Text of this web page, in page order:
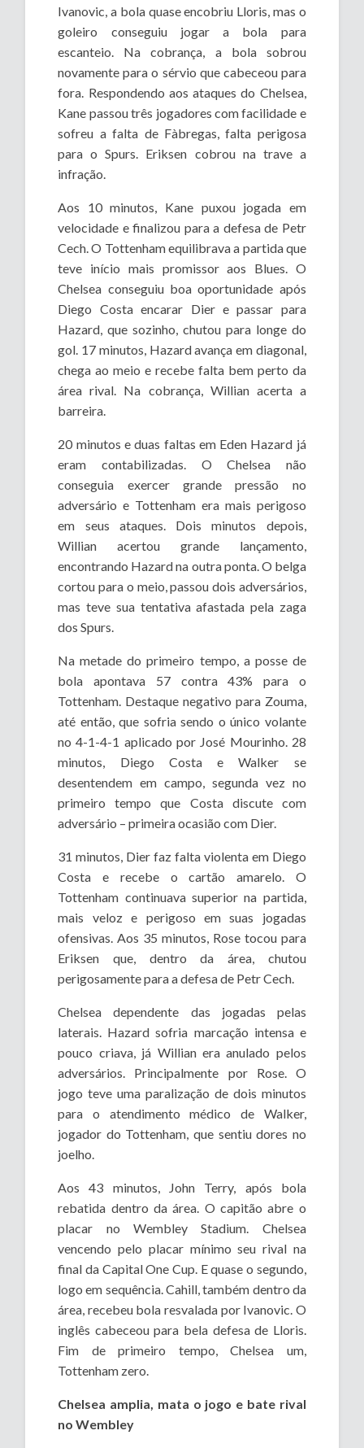
Ivanovic, a bola quase encobriu Lloris, mas o
goleiro conseguiu jogar a bola para
escanteio. Na cobrança, a bola sobrou
novamente para o sérvio que cabeceou para
fora. Respondendo aos ataques do Chelsea,
Kane passou três jogadores com facilidade e
sofreu a falta de Fàbregas, falta perigosa
para o Spurs. Eriksen cobrou na trave a
infração.
Aos 10 minutos, Kane puxou jogada em
velocidade e finalizou para a defesa de Petr
Cech. O Tottenham equilibrava a partida que
teve início mais promissor aos Blues. O
Chelsea conseguiu boa oportunidade após
Diego Costa encarar Dier e passar para
Hazard, que sozinho, chutou para longe do
gol. 17 minutos, Hazard avança em diagonal,
chega ao meio e recebe falta bem perto da
área rival. Na cobrança, Willian acerta a
barreira.
20 minutos e duas faltas em Eden Hazard já
eram contabilizadas. O Chelsea não
conseguia exercer grande pressão no
adversário e Tottenham era mais perigoso
em seus ataques. Dois minutos depois,
Willian acertou grande lançamento,
encontrando Hazard na outra ponta. O belga
cortou para o meio, passou dois adversários,
mas teve sua tentativa afastada pela zaga
dos Spurs.
Na metade do primeiro tempo, a posse de
bola apontava 57 contra 43% para o
Tottenham. Destaque negativo para Zouma,
até então, que sofria sendo o único volante
no 4-1-4-1 aplicado por José Mourinho. 28
minutos, Diego Costa e Walker se
desentendem em campo, segunda vez no
primeiro tempo que Costa discute com
adversário – primeira ocasião com Dier.
31 minutos, Dier faz falta violenta em Diego
Costa e recebe o cartão amarelo. O
Tottenham continuava superior na partida,
mais veloz e perigoso em suas jogadas
ofensivas. Aos 35 minutos, Rose tocou para
Eriksen que, dentro da área, chutou
perigosamente para a defesa de Petr Cech.
Chelsea dependente das jogadas pelas
laterais. Hazard sofria marcação intensa e
pouco criava, já Willian era anulado pelos
adversários. Principalmente por Rose. O
jogo teve uma paralização de dois minutos
para o atendimento médico de Walker,
jogador do Tottenham, que sentiu dores no
joelho.
Aos 43 minutos, John Terry, após bola
rebatida dentro da área. O capitão abre o
placar no Wembley Stadium. Chelsea
vencendo pelo placar mínimo seu rival na
final da Capital One Cup. E quase o segundo,
logo em sequência. Cahill, também dentro da
área, recebeu bola resvalada por Ivanovic. O
inglês cabeceou para bela defesa de Lloris.
Fim de primeiro tempo, Chelsea um,
Tottenham zero.
Chelsea amplia, mata o jogo e bate rival
no Wembley